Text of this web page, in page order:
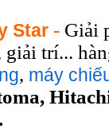
Star - Giải
giải trí...
, máy